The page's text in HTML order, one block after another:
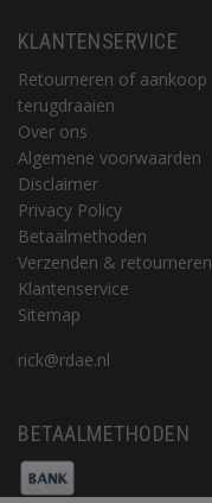
KLANTENSERVICE
Retourneren of aankoop
terugdraaien
Over ons
Algemene voorwaarden
Disclaimer
Privacy Policy
Betaalmethoden
Verzenden & retourneren
Klantenservice
Sitemap
rick@rdae.nl
BETAALMETHODEN